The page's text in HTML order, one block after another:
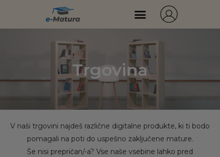
Trgovina
V naši trgovini najdeš različne digitalne produkte, ki ti bodo
pomagali na poti do uspešno zaključene mature.
Še nisi prepričan/-a? Vse naše vsebine lahko pred